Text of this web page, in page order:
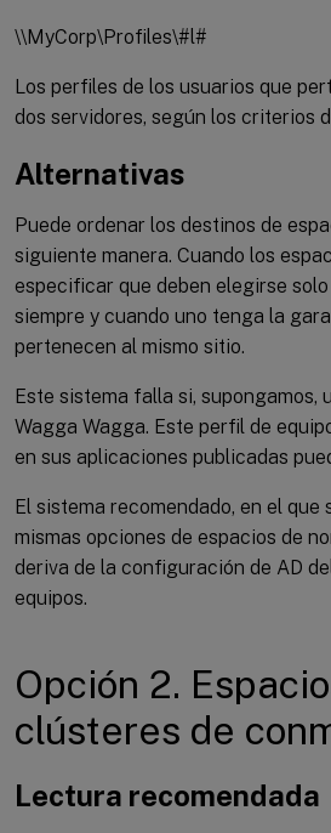
\\MyCorp\Profiles\#l#
Los perfiles de los usuarios que
dos servidores, según los criterios
Alternativas
Puede ordenar los destinos de
siguiente manera. Cuando los
especificar que deben elegirse
siempre y cuando uno tenga la
pertenecen al mismo sitio.
Este sistema falla si, supongamos,
Wagga Wagga. Este perfil de
en sus aplicaciones publicadas
El sistema recomendado, en el
mismas opciones de espacios de
deriva de la configuración de AD
equipos.
Opción 2.
clústeres de
Lectura recomendada